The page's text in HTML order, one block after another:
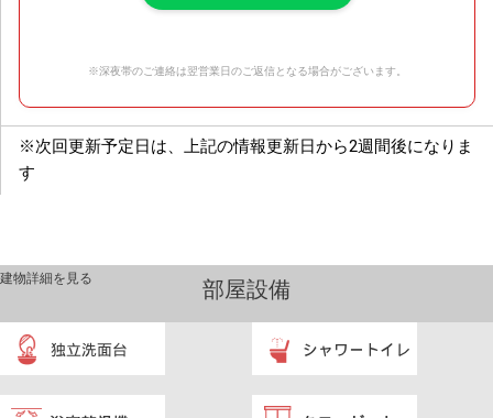
※深夜帯のご連絡は翌営業日のご返信となる場合がございます。
※次回更新予定日は、上記の情報更新日から2週間後になりま
す
部屋設備
建物詳細を見る